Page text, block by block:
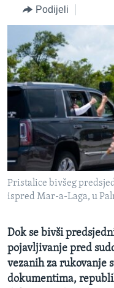
SLOBODA MEDIJA
ŽENSKA STRANA
IZBJEGLIČKA STRANA
MAGAZIN
O GLASU AMERIKE
Learning English
PRATITE NAS
Podijeli
Pristalice bivšeg
ispred Mar-a-Laga, u
Dok se bivši
pojavljivanje pred
vezanih za rukovanje
dokumentima,